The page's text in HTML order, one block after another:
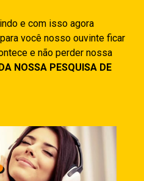
e com isso agora
você nosso ouvinte ficar
e não perder nossa
NOSSA PESQUISA DE